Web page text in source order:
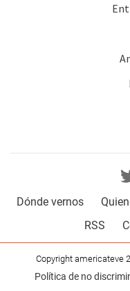
Dónde vernos
RSS
Copyright americateve
Política de no